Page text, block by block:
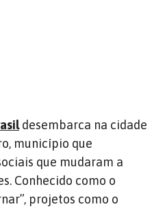
desembarca na cidade
município que
que mudaram a
Conhecido como o
projetos como o